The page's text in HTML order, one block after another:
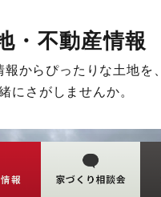
・不動産情報
報からぴったりな土地を、
にさがしませんか。